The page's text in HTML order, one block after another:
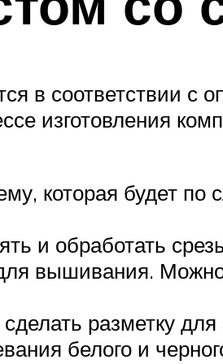
в соответствии
изготовления
которая будет по
и обработать
вышивания.
разметку
белого и